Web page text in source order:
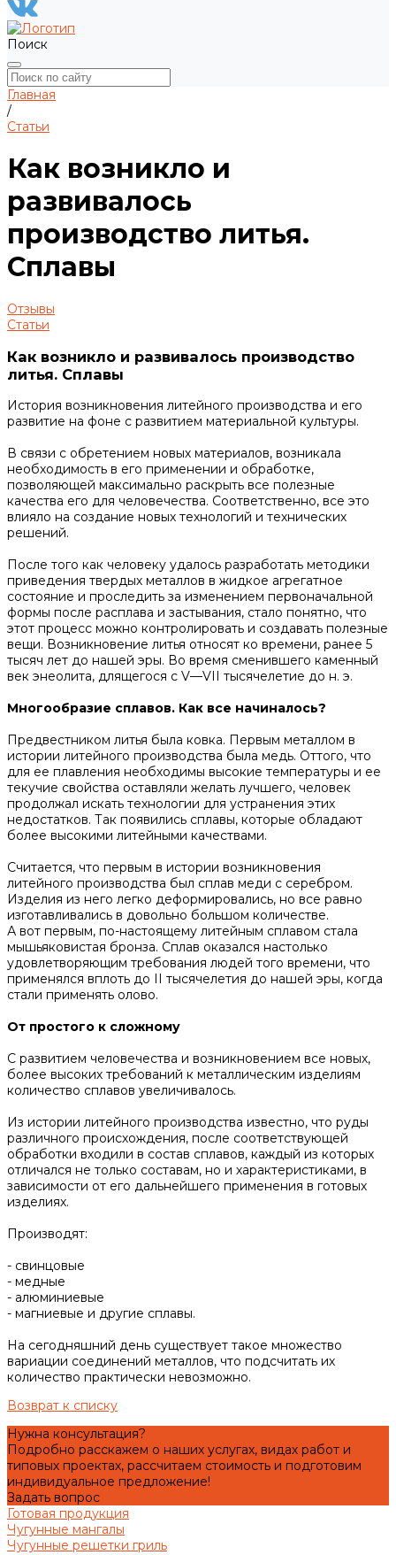
Поиск
Главная
/
Статьи
Как возникло и
развивалось
производство литья.
Сплавы
Отзывы
Статьи
Как возникло и развивалось производство
литья. Сплавы
История возникновения литейного производства и его
развитие на фоне с развитием материальной культуры.
В связи с обретением новых материалов, возникала
необходимость в его применении и обработке,
позволяющей максимально раскрыть все полезные
качества его для человечества. Соответственно, все это
влияло на создание новых технологий и технических
решений.
После того как человеку удалось разработать методики
приведения твердых металлов в жидкое агрегатное
состояние и проследить за изменением первоначальной
формы после расплава и застывания, стало понятно, что
этот процесс можно контролировать и создавать полезные
вещи. Возникновение литья относят ко времени, ранее 5
тысяч лет до нашей эры. Во время сменившего каменный
век энеолита, длящегося с V—VII тысячелетие до н. э.
Многообразие сплавов. Как все начиналось?
Предвестником литья была ковка. Первым металлом в
истории литейного производства была медь. Оттого, что
для ее плавления необходимы высокие температуры и ее
текучие свойства оставляли желать лучшего, человек
продолжал искать технологии для устранения этих
недостатков. Так появились сплавы, которые обладают
более высокими литейными качествами.
Считается, что первым в истории возникновения
литейного производства был сплав меди с серебром.
Изделия из него легко деформировались, но все равно
изготавливались в довольно большом количестве.
А вот первым, по-настоящему литейным сплавом стала
мышьяковистая бронза. Сплав оказался настолько
удовлетворяющим требования людей того времени, что
применялся вплоть до II тысячелетия до нашей эры, когда
стали применять олово.
От простого к сложному
С развитием человечества и возникновением все новых,
более высоких требований к металлическим изделиям
количество сплавов увеличивалось.
Из истории литейного производства известно, что руды
различного происхождения, после соответствующей
обработки входили в состав сплавов, каждый из которых
отличался не только составам, но и характеристиками, в
зависимости от его дальнейшего применения в готовых
изделиях.
Производят:
- свинцовые
- медные
- алюминиевые
- магниевые и другие сплавы.
На сегодняшний день существует такое множество
вариации соединений металлов, что подсчитать их
количество практически невозможно.
Возврат к списку
Нужна консультация?
Подробно расскажем о наших услугах, видах работ и
типовых проектах, рассчитаем стоимость и подготовим
индивидуальное предложение!
Задать вопрос
Готовая продукция
Чугунные мангалы
Чугунные решетки гриль